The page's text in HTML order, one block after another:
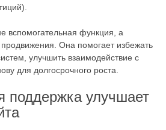
вспомогательная функция, а
продвижения. Она помогает избежать
улучшить взаимодействие с
для долгосрочного роста.
поддержка улучшает